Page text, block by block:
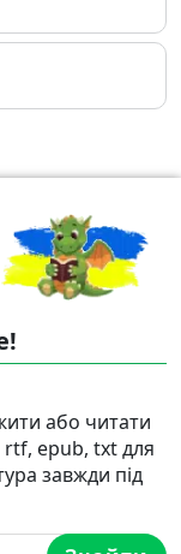
або читати
epub, txt для
завжди під